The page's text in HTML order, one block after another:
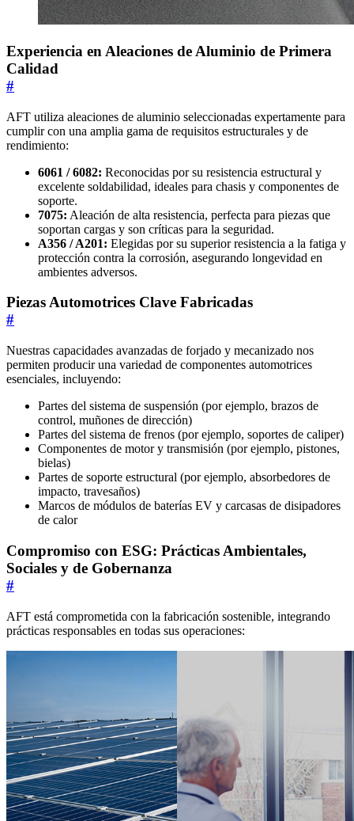
Experiencia en Aleaciones de Aluminio de Primera
Calidad
#
AFT utiliza aleaciones de aluminio seleccionadas expertamente para
cumplir con una amplia gama de requisitos estructurales y de
rendimiento:
6061 / 6082: Reconocidas por su resistencia estructural y
excelente soldabilidad, ideales para chasis y componentes de
soporte.
7075: Aleación de alta resistencia, perfecta para piezas que
soportan cargas y son críticas para la seguridad.
A356 / A201: Elegidas por su superior resistencia a la fatiga y
protección contra la corrosión, asegurando longevidad en
ambientes adversos.
Piezas Automotrices Clave Fabricadas
#
Nuestras capacidades avanzadas de forjado y mecanizado nos
permiten producir una variedad de componentes automotrices
esenciales, incluyendo:
Partes del sistema de suspensión (por ejemplo, brazos de
control, muñones de dirección)
Partes del sistema de frenos (por ejemplo, soportes de caliper)
Componentes de motor y transmisión (por ejemplo, pistones,
bielas)
Partes de soporte estructural (por ejemplo, absorbedores de
impacto, travesaños)
Marcos de módulos de baterías EV y carcasas de disipadores
de calor
Compromiso con ESG: Prácticas Ambientales,
Sociales y de Gobernanza
#
AFT está comprometida con la fabricación sostenible, integrando
prácticas responsables en todas sus operaciones: